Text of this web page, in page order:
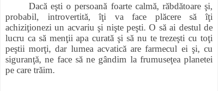
Dacă eşti o persoană foarte calmă, răbdătoare şi,
probabil, introvertită, îţi va face plăcere să îţi
achiziţionezi un acvariu şi nişte peşti. O să ai destul de
lucru ca să menţii apa curată şi să nu te trezeşti cu toţi
peştii morţi, dar lumea acvatică are farmecul ei şi, cu
siguranţă, ne face să ne gândim la frumuseţea planetei
pe care trăim.